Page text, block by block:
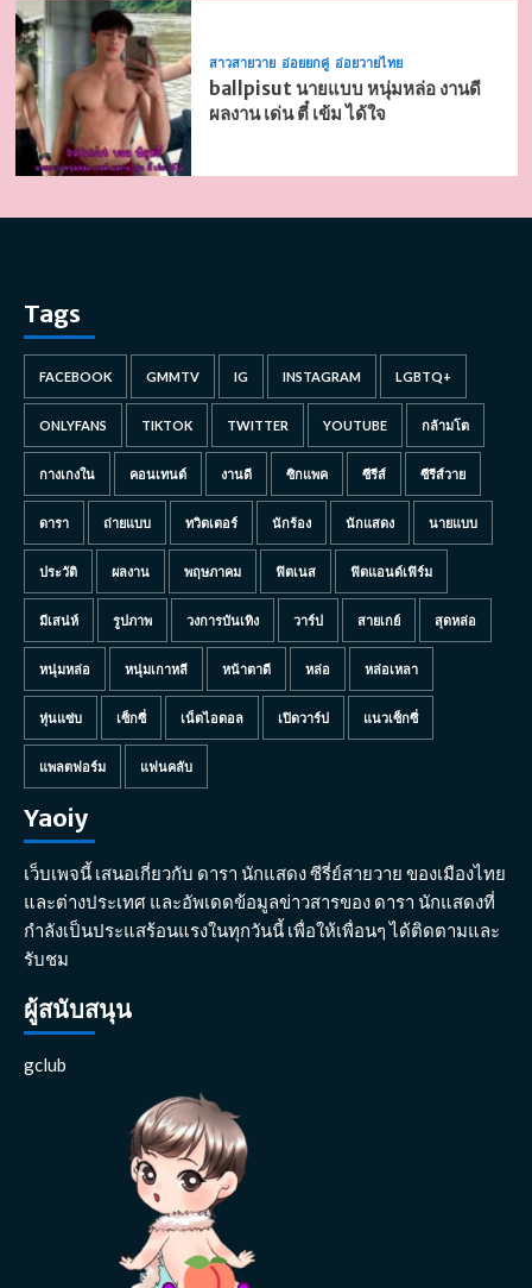
สาวสายวาย อ่อยยกคู่ อ่อยวายไทย
ballpisut นายแบบ หนุ่มหล่อ งานดี
ผลงาน เด่น ตี๋ เข้ม ได้ใจ
Tags
FACEBOOK GMMTV IG INSTAGRAM LGBTQ+
ONLYFANS TIKTOK TWITTER YOUTUBE กล้ามโต
กางเกงใน คอนเทนต์ งานดี ซิกแพค ซีรีส์ ซีรีส์วาย
ดารา ถ่ายแบบ ทวิตเตอร์ นักร้อง นักแสดง นายแบบ
ประวัติ ผลงาน พฤษภาคม ฟิตเนส ฟิตแอนด์เฟิร์ม
มีเสน่ห์ รูปภาพ วงการบันเทิง วาร์ป สายเกย์ สุดหล่อ
หนุ่มหล่อ หนุ่มเกาหลี หน้าตาดี หล่อ หล่อเหลา
หุ่นแซ่บ เซ็กซี่ เน็ตไอดอล เปิดวาร์ป แนวเซ็กซี่
แพลตฟอร์ม แฟนคลับ
Yaoiy
เว็บเพจนี้ เสนอเกี่ยวกับ ดารา นักแสดง ซีรี่ย์สายวาย ของเมืองไทย
และต่างประเทศ และอัพเดดข้อมูลข่าวสารของ ดารา นักแสดงที่
กำลังเป็นประแสร้อนแรงในทุกวันนี้ เพื่อให้เพื่อนๆ ได้ติดตามและ
รับชม
ผู้สนับสนุน
gclub